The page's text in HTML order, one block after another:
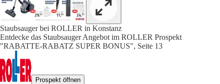
Staubsauger bei ROLLER in Konstanz
Entdecke das Staubsauger Angebot im ROLLER Prospekt
"RABATTE-RABATZ SUPER BONUS", Seite 13
Prospekt öffnen